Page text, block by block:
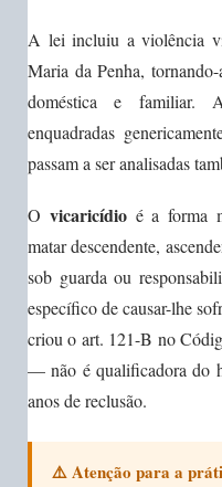
A lei incluiu a violência
Maria da Penha,
doméstica e familiar.
enquadradas
passam a ser analisadas
O vicaricídioé a forma
matar descendente,
sob guarda ou
específico de causar-lhe
criou o art. 121-B no
— não é qualificadora do
anos de reclusão.
⚠️ Atenção para a